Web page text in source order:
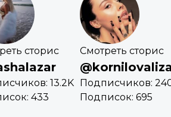
сторис
13.2K
433
Смотреть сторис
Подписчиков:
Подписок: 695